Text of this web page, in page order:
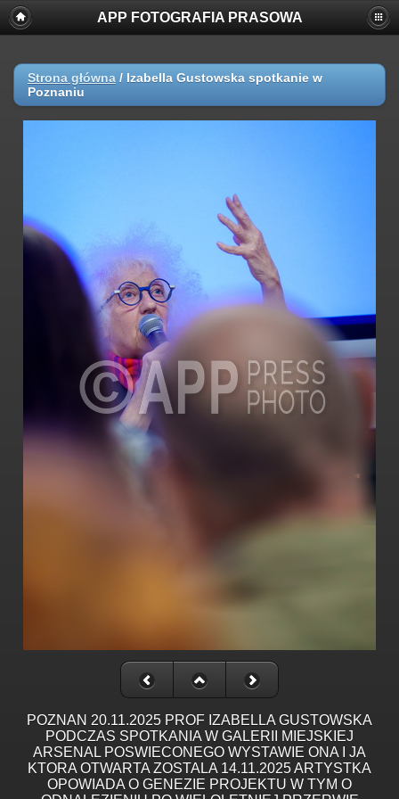
APP FOTOGRAFIA PRASOWA
Strona główna / Izabella Gustowska spotkanie w
Poznaniu
POZNAN 20.11.2025 PROF IZABELLA GUSTOWSKA
PODCZAS SPOTKANIA W GALERII MIEJSKIEJ
ARSENAL POSWIECONEGO WYSTAWIE ONA I JA
KTORA OTWARTA ZOSTALA 14.11.2025 ARTYSTKA
OPOWIADA O GENEZIE PROJEKTU W TYM O